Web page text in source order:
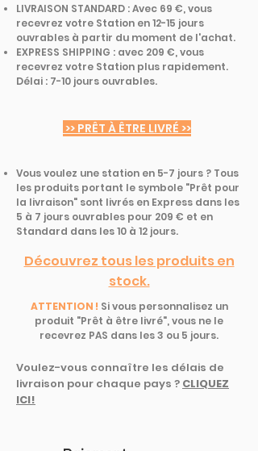
LIVRAISON STANDARD : Avec 69 €, vous
recevrez votre Station en 12-15 jours
ouvrables à partir du moment de l'achat.
EXPRESS SHIPPING : avec 209 €, vous
recevrez votre Station plus rapidement.
Délai : 7-10 jours ouvrables.
>> PRÊT À ÊTRE LIVRÉ >>
Vous voulez une station en 5-7 jours ? Tous
les produits portant le symbole "Prêt pour
la livraison" sont livrés en Express dans les
5 à 7 jours ouvrables pour 209 € et en
Standard dans les 10 à 12 jours.
Découvrez tous les produits en
stock.
ATTENTION ! Si vous personnalisez un
produit "Prêt à être livré", vous ne le
recevrez PAS dans les 3 ou 5 jours.
Voulez-vous connaître les délais de
livraison pour chaque pays ? CLIQUEZ
ICI!